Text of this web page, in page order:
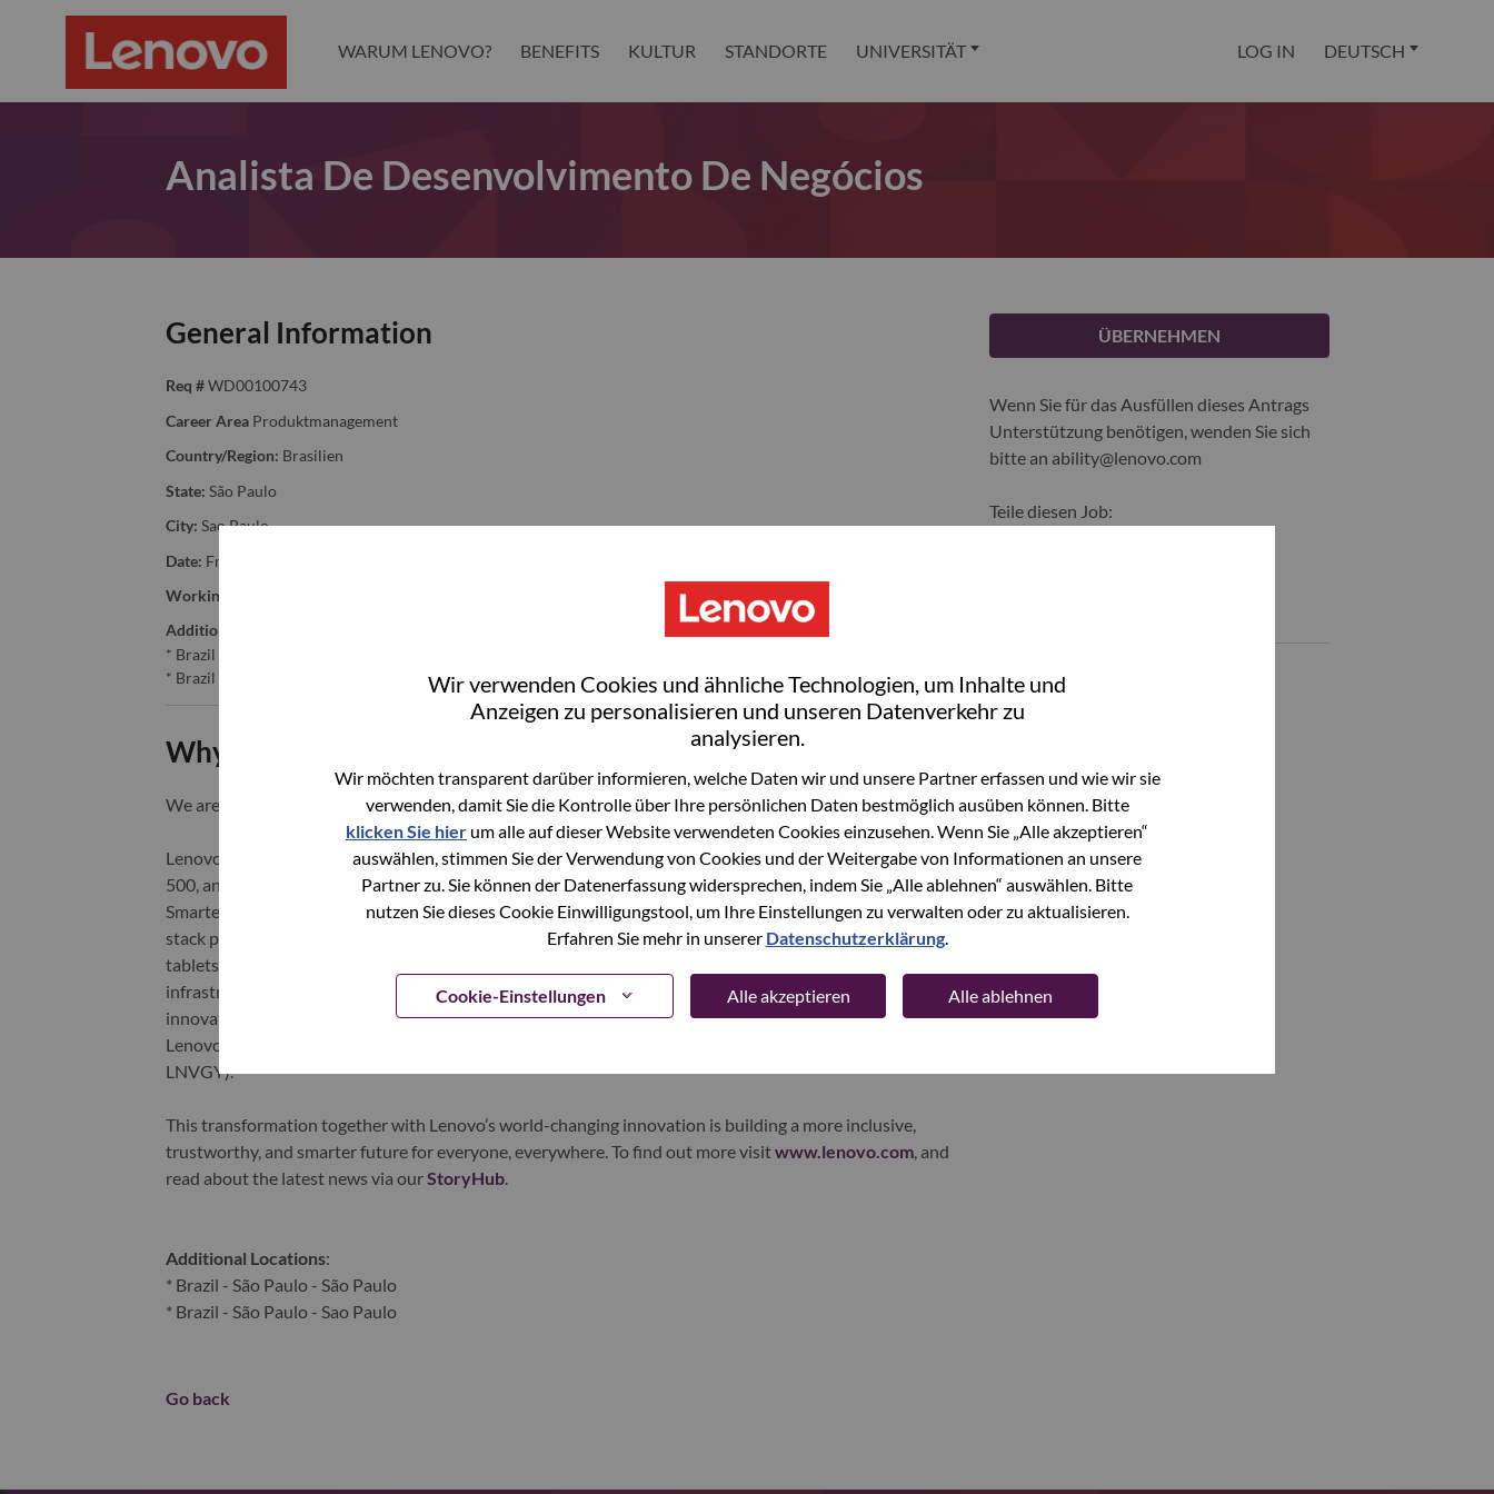
Wir verwenden Cookies und ähnliche Technologien, um Inhalte und
Anzeigen zu personalisieren und unseren Datenverkehr zu
analysieren.
Wir möchten transparent darüber informieren, welche Daten wir und unsere Partner erfassen und wie wir sie
verwenden, damit Sie die Kontrolle über Ihre persönlichen Daten bestmöglich ausüben können. Bitte
klicken Sie hier um alle auf dieser Website verwendeten Cookies einzusehen. Wenn Sie „Alle akzeptieren“
auswählen, stimmen Sie der Verwendung von Cookies und der Weitergabe von Informationen an unsere
Partner zu. Sie können der Datenerfassung widersprechen, indem Sie „Alle ablehnen“ auswählen. Bitte
nutzen Sie dieses Cookie Einwilligungstool, um Ihre Einstellungen zu verwalten oder zu aktualisieren.
Erfahren Sie mehr in unserer Datenschutzerklärung.
Cookie-Einstellungen Alle akzeptieren Alle ablehnen
WARUM LENOVO? BENEFITS KULTUR STANDORTE UNIVERSITÄT LOG IN DEUTSCH
Analista De Desenvolvimento De Negócios
General Information
Req # WD00100743
Career Area Produktmanagement
Country/Region: Brasilien
State: São Paulo
City: Sao Paulo
Date: Freitag, Juni 19, 2026
Working Time:
Additional Locations
* Brazil - São Paulo - São Paulo
* Brazil - São Paulo - Sao Paulo
Why Work at Lenovo
We are Lenovo. We do what we say. We own what we do. We WOW our customers.
Lenovo is a US$83 billion revenue global technology powerhouse, ranked #196 in the Fortune Global
500, and serving millions of customers every day in 180 markets. Focused on a bold vision to deliver
Smarter Technology for All, Lenovo has built on its success as the world’s largest PC company with a full-
stack portfolio of AI-enabled, AI-ready, and AI-optimized devices (PCs, workstations, smartphones,
tablets), infrastructure (server, storage, edge, high performance computing and software defined
infrastructure), software, solutions, and services. Lenovo’s continued investment in world-changing
innovation is building a more equitable, trustworthy, and smarter future for everyone, everywhere.
Lenovo is listed on the Hong Kong stock exchange under Lenovo Group Limited (HKSE: 992) (ADR:
LNVGY).
This transformation together with Lenovo’s world-changing innovation is building a more inclusive,
trustworthy, and smarter future for everyone, everywhere. To find out more visitwww.lenovo.com, and
read about the latest news via ourStoryHub.
Additional Locations:
* Brazil - São Paulo - São Paulo
* Brazil - São Paulo - Sao Paulo
Go back
ÜBERNEHMEN
Wenn Sie für das Ausfüllen dieses Antrags
Unterstützung benötigen, wenden Sie sich
bitte an ability@lenovo.com
Teile diesen Job:
LA Visuals Product Manager
Sao Paulo, São Paulo, Brasilien,